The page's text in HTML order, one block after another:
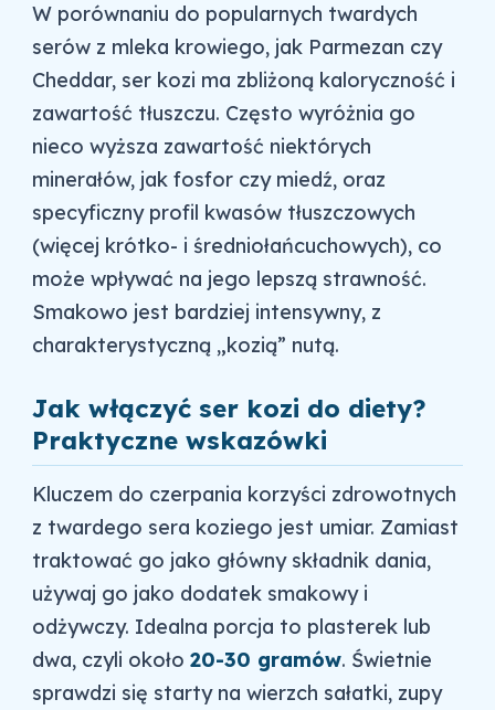
W porównaniu do popularnych twardych
serów z mleka krowiego, jak Parmezan czy
Cheddar, ser kozi ma zbliżoną kaloryczność i
zawartość tłuszczu. Często wyróżnia go
nieco wyższa zawartość niektórych
minerałów, jak fosfor czy miedź, oraz
specyficzny profil kwasów tłuszczowych
(więcej krótko- i średniołańcuchowych), co
może wpływać na jego lepszą strawność.
Smakowo jest bardziej intensywny, z
charakterystyczną „kozią” nutą.
Jak włączyć ser kozi do diety?
Praktyczne wskazówki
Kluczem do czerpania korzyści zdrowotnych
z twardego sera koziego jest umiar. Zamiast
traktować go jako główny składnik dania,
używaj go jako dodatek smakowy i
odżywczy. Idealna porcja to plasterek lub
dwa, czyli około 20-30 gramów. Świetnie
sprawdzi się starty na wierzch sałatki, zupy